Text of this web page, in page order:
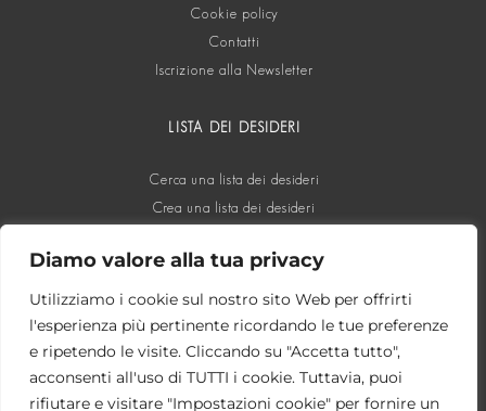
Diamo valore alla tua privacy
Utilizziamo i cookie sul nostro sito Web per offrirti
l'esperienza più pertinente ricordando le tue preferenze
e ripetendo le visite. Cliccando su "Accetta tutto",
acconsenti all'uso di TUTTI i cookie. Tuttavia, puoi
rifiutare e visitare "Impostazioni cookie" per fornire un
Cookie policy
Contatti
Iscrizione alla Newsletter
LISTA DEI DESIDERI
Cerca una lista dei desideri
Crea una lista dei desideri
SOCIAL